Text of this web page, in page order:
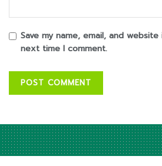
Save my name, email, and
next time I comment.